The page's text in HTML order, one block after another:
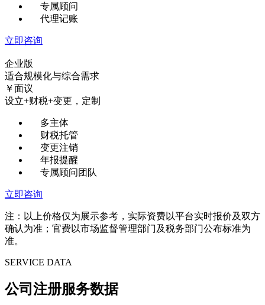
专属顾问
代理记账
立即咨询
企业版
适合规模化与综合需求
￥面议
设立+财税+变更，定制
多主体
财税托管
变更注销
年报提醒
专属顾问团队
立即咨询
注：以上价格仅为展示参考，实际资费以平台实时报价及双方
确认为准；官费以市场监督管理部门及税务部门公布标准为
准。
SERVICE DATA
公司注册服务数据